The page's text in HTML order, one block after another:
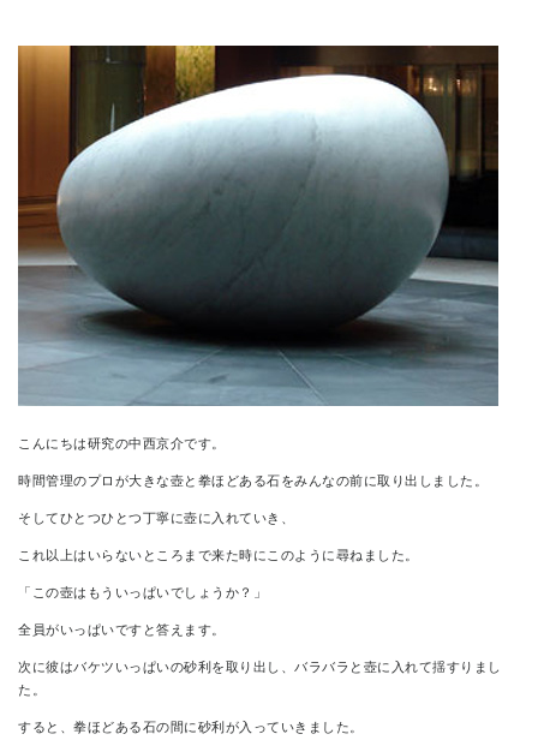
こんにちは研究の中西京介です。
時間管理のプロが大きな壺と拳ほどある石をみんなの前に取り出しました。
そしてひとつひとつ丁寧に壺に入れていき、
これ以上はいらないところまで来た時にこのように尋ねました。
「この壺はもういっぱいでしょうか？」
全員がいっぱいですと答えます。
次に彼はバケツいっぱいの砂利を取り出し、バラバラと壺に入れて揺すりまし
た。
すると、拳ほどある石の間に砂利が入っていきました。
CONTACT